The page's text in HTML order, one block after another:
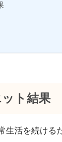
ト結果
活を続ける